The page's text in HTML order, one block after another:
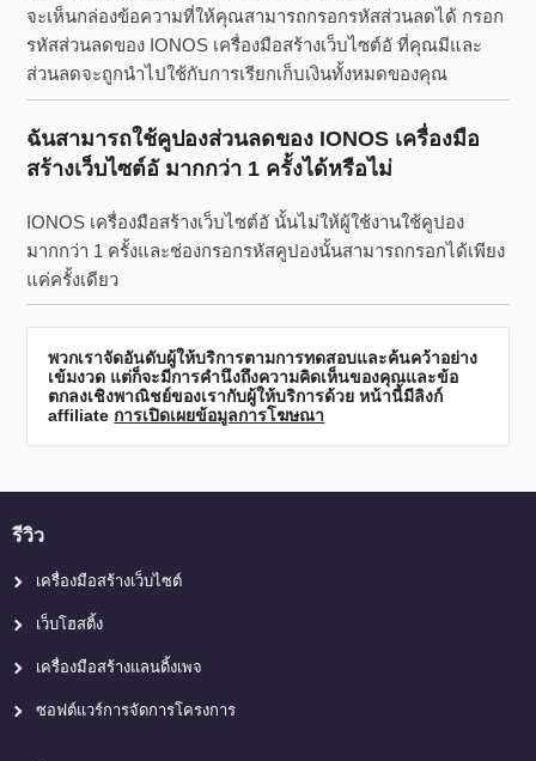
จะเห็นกล่องข้อความที่ให้คุณสามารถกรอกรหัสส่วนลดได้ กรอก
รหัสส่วนลดของ IONOS เครื่องมือสร้างเว็บไซต์อั ที่คุณมีและ
ส่วนลดจะถูกนำไปใช้กับการเรียกเก็บเงินทั้งหมดของคุณ
ฉันสามารถใช้คูปองส่วนลดของ IONOS เครื่องมือ
สร้างเว็บไซต์อั มากกว่า 1 ครั้งได้หรือไม่
IONOS เครื่องมือสร้างเว็บไซต์อั นั้นไม่ให้ผู้ใช้งานใช้คูปอง
มากกว่า 1 ครั้งและช่องกรอกรหัสคูปองนั้นสามารถกรอกได้เพียง
แค่ครั้งเดียว
พวกเราจัดอันดับผู้ให้บริการตามการทดสอบและค้นคว้าอย่าง
เข้มงวด แต่ก็จะมีการคำนึงถึงความคิดเห็นของคุณและข้อ
ตกลงเชิงพาณิชย์ของเรากับผู้ให้บริการด้วย หน้านี้มีลิงก์
affiliate การเปิดเผยข้อมูลการโฆษณา
รีวิว
เครื่องมือสร้างเว็บไซต์
เว็บโฮสติ้ง
เครื่องมือสร้างแลนดิ้งเพจ
ซอฟต์แวร์การจัดการโครงการ